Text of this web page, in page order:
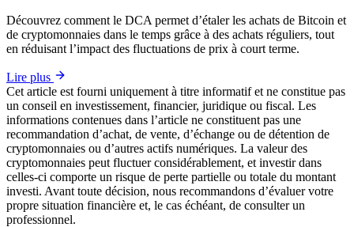
Découvrez comment le DCA permet d’étaler les achats de Bitcoin et
de cryptomonnaies dans le temps grâce à des achats réguliers, tout
en réduisant l’impact des fluctuations de prix à court terme.
Lire plus
Cet article est fourni uniquement à titre informatif et ne constitue pas
un conseil en investissement, financier, juridique ou fiscal. Les
informations contenues dans l’article ne constituent pas une
recommandation d’achat, de vente, d’échange ou de détention de
cryptomonnaies ou d’autres actifs numériques. La valeur des
cryptomonnaies peut fluctuer considérablement, et investir dans
celles-ci comporte un risque de perte partielle ou totale du montant
investi. Avant toute décision, nous recommandons d’évaluer votre
propre situation financière et, le cas échéant, de consulter un
professionnel.